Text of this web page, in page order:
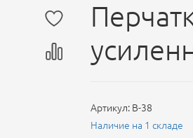
Артикул: B-38
Наличие на 1 складе